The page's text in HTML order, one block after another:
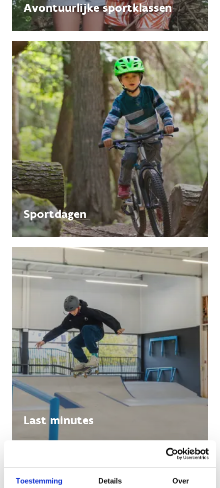
Toestemming Details Over
Avontuurlijke sportklassen
Sportdagen
Last minutes